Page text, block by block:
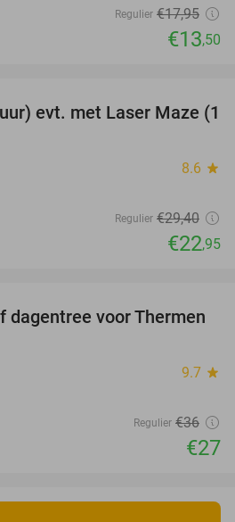
Regulier €17,95
€13,50
22%
evt. met Laser Maze (1
8.6 star
Regulier €29,40
€22,95
25%
dagentree voor Thermen
9.7 star
Regulier €36
€27